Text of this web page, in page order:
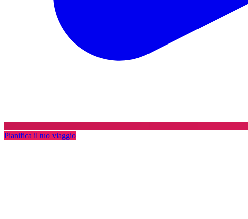
Pianifica il tuo viaggio